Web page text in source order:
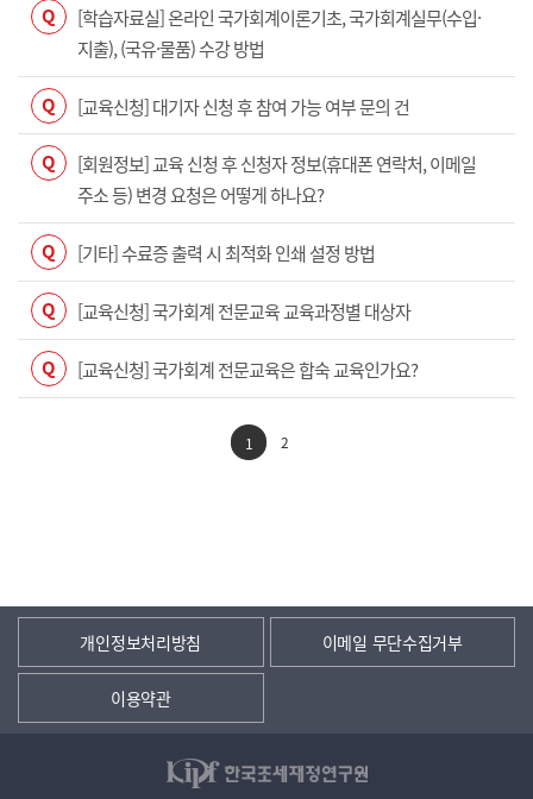
Q
[학습자료실] 온라인 국가회계이론기초, 국가회계실무(수입·
지출), (국유·물품) 수강 방법
Q [교육신청] 대기자 신청 후 참여 가능 여부 문의 건
Q
[회원정보] 교육 신청 후 신청자 정보(휴대폰 연락처, 이메일
주소 등) 변경 요청은 어떻게 하나요?
Q [기타] 수료증 출력 시 최적화 인쇄 설정 방법
Q [교육신청] 국가회계 전문교육 교육과정별 대상자
Q [교육신청] 국가회계 전문교육은 합숙 교육인가요?
1 2
개인정보처리방침 이메일 무단수집거부
이용약관